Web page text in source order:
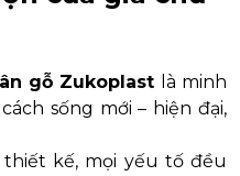
gỗ Zukoplast là minh
sống mới – hiện đại,
kế, mọi yếu tố đều